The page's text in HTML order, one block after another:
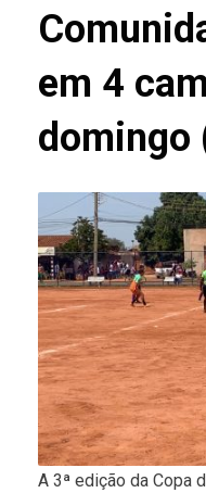
em 4
domingo
A 3ª edição da Copa